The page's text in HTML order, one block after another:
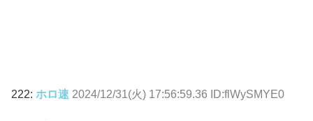
222: ホロ速 2024/12/31(火) 17:56:59.36 ID:flWySMYE0